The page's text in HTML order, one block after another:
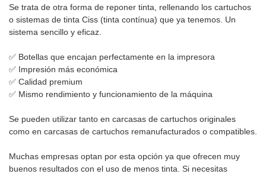
Se trata de otra forma de reponer tinta, rellenando los cartuchos
o sistemas de tinta Ciss (tinta contínua) que ya tenemos. Un
sistema sencillo y eficaz.
✅ Botellas que encajan perfectamente en la impresora
✅ Impresión más económica
✅ Calidad premium
✅ Mismo rendimiento y funcionamiento de la máquina
Se pueden utilizar tanto en carcasas de cartuchos originales
como en carcasas de cartuchos remanufacturados o compatibles.
Muchas empresas optan por esta opción ya que ofrecen muy
buenos resultados con el uso de menos tinta. Si necesitas